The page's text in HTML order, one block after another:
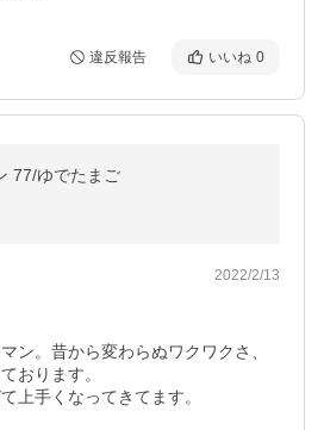
違反報告 いいね 0
77/ゆでたまご
2022/2/13
ン。昔から変わらぬワクワクさ、
おります。